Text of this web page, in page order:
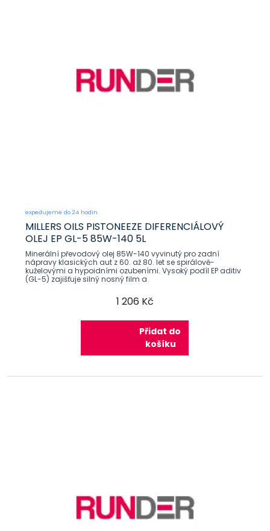
expedujeme do 24 hodin
MILLERS OILS PISTONEEZE DIFERENCIÁLOVÝ
OLEJ EP GL-5 85W-140 5L
Minerální převodový olej 85W-140 vyvinutý pro zadní
nápravy klasických aut z 60. až 80. let se spirálově-
kuželovými a hypoidními ozubeními. Vysoký podíl EP aditiv
(GL-5) zajišťuje silný nosný film a
1 206 Kč
Přidat do
košíku